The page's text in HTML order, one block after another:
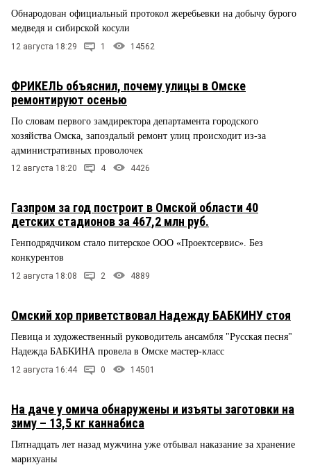
Обнародован официальный протокол жеребьевки на добычу бурого
медведя и сибирской косули
12 августа 18:29 1 14562
ФРИКЕЛЬ объяснил, почему улицы в Омске
ремонтируют осенью
По словам первого замдиректора департамента городского
хозяйства Омска, запоздалый ремонт улиц происходит из-за
административных проволочек
12 августа 18:20 4 4426
Газпром за год построит в Омской области 40
детских стадионов за 467,2 млн руб.
Генподрядчиком стало питерское ООО «Проектсервис». Без
конкурентов
12 августа 18:08 2 4889
Омский хор приветствовал Надежду БАБКИНУ стоя
Певица и художественный руководитель ансамбля "Русская песня"
Надежда БАБКИНА провела в Омске мастер-класс
12 августа 16:44 0 14501
На даче у омича обнаружены и изъяты заготовки на
зиму – 13,5 кг каннабиса
Пятнадцать лет назад мужчина уже отбывал наказание за хранение
марихуаны